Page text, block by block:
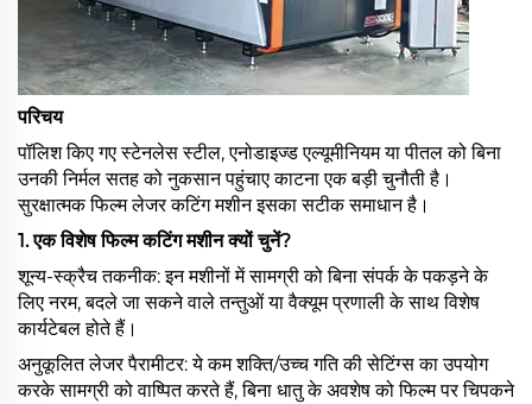
परिचय
पॉलिश किए गए स्टेनलेस स्टील, एनोडाइज्ड एल्यूमीनियम या पीतल को बिना
उनकी निर्मल सतह को नुकसान पहुंचाए काटना एक बड़ी चुनौती है।
सुरक्षात्मक फिल्म लेजर कटिंग मशीन इसका सटीक समाधान है।
1. एक विशेष फिल्म कटिंग मशीन क्यों चुनें?
शून्य-स्क्रैच तकनीक: इन मशीनों में सामग्री को बिना संपर्क के पकड़ने के
लिए नरम, बदले जा सकने वाले तन्तुओं या वैक्यूम प्रणाली के साथ विशेष
कार्यटेबल होते हैं।
अनुकूलित लेजर पैरामीटर: ये कम शक्ति/उच्च गति की सेटिंग्स का उपयोग
करके सामग्री को वाष्पित करते हैं, बिना धातु के अवशेष को फिल्म पर चिपकने